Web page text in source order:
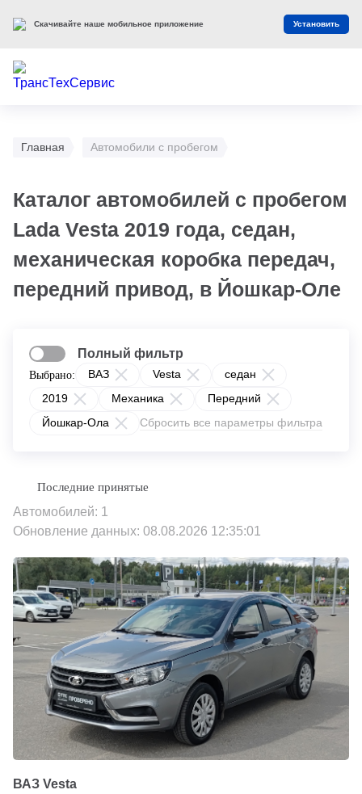
Главная Автомобили с пробегом
Каталог автомобилей с пробегом
Lada Vesta 2019 года, седан,
механическая коробка передач,
передний привод, в Йошкар-Оле
Выбрано: ВАЗ Vesta
седан
2019
Механика
Передний
Йошкар-Ола
Сбросить все параметры фильтра
Полный фильтр
Автомобилей: 1
Обновление данных: 08.08.2026 12:35:01
ВАЗ Vesta
Скачивайте наше мобильное приложение Установить